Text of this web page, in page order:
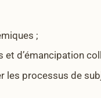
;
d’émancipation
les processus de